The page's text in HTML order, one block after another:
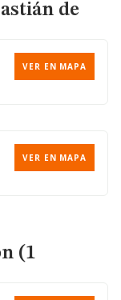
de
VER EN MAPA
VER EN MAPA
(1